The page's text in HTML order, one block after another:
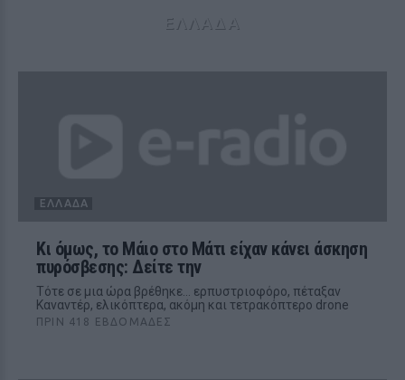
ΕΛΛΑΔΑ
ΕΛΛΆΔΑ
Kι όμως, το Μάιο στο Μάτι είχαν κάνει άσκηση
πυρόσβεσης: Δείτε την
Τότε σε μια ώρα βρέθηκε… ερπυστριοφόρο, πέταξαν
Καναντέρ, ελικόπτερα, ακόμη και τετρακόπτερο drone
ΠΡΙΝ 418 ΕΒΔΟΜΆΔΕΣ